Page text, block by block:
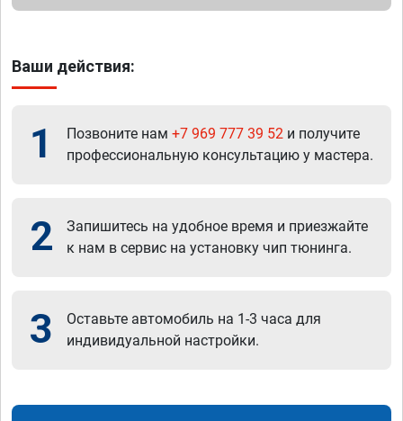
Ваши действия:
1 Позвоните нам +7 969 777 39 52 и получите
профессиональную консультацию у мастера.
2
Запишитесь на удобное время и приезжайте
к нам в сервис на установку чип тюнинга.
3
Оставьте автомобиль на 1-3 часа для
индивидуальной настройки.